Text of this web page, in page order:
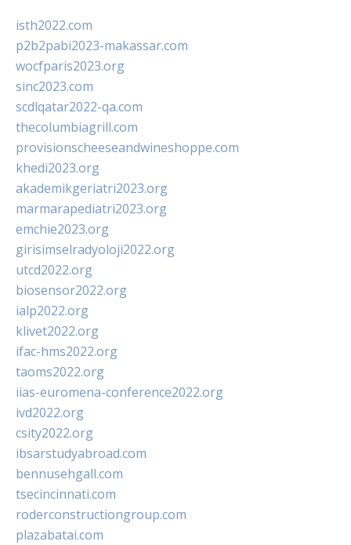
isth2022.com
p2b2pabi2023-makassar.com
wocfparis2023.org
sinc2023.com
scdlqatar2022-qa.com
thecolumbiagrill.com
provisionscheeseandwineshoppe.com
khedi2023.org
akademikgeriatri2023.org
marmarapediatri2023.org
emchie2023.org
girisimselradyoloji2022.org
utcd2022.org
biosensor2022.org
ialp2022.org
klivet2022.org
ifac-hms2022.org
taoms2022.org
iias-euromena-conference2022.org
ivd2022.org
csity2022.org
ibsarstudyabroad.com
bennusehgall.com
tsecincinnati.com
roderconstructiongroup.com
plazabatai.com